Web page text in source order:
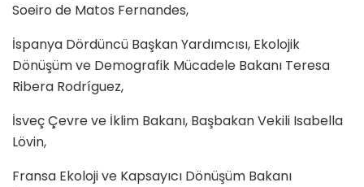
Soeiro de Matos Fernandes,
İspanya Dördüncü Başkan Yardımcısı, Ekolojik
Dönüşüm ve Demografik Mücadele Bakanı Teresa
Ribera Rodríguez,
İsveç Çevre ve İklim Bakanı, Başbakan Vekili Isabella
Lövin,
Fransa Ekoloji ve Kapsayıcı Dönüşüm Bakanı